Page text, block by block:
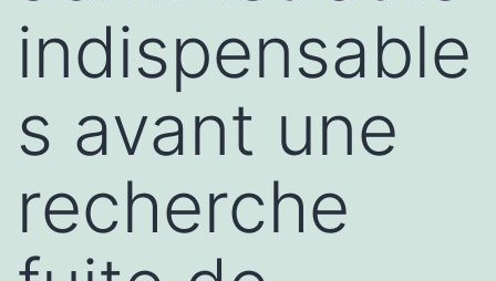
indispensable
s avant une
recherche